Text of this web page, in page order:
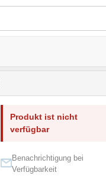
Produkt ist nicht
verfügbar
Benachrichtigung bei
Verfügbarkeit